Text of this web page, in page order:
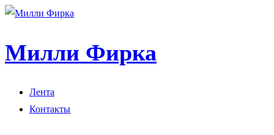
Милли Фирка
Лента
Контакты